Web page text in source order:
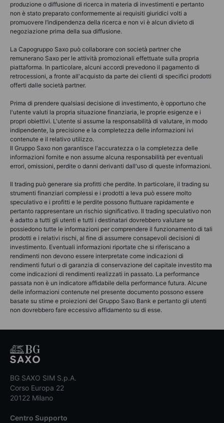
produzione o diffusione di ricerca in materia di investimenti e pertanto
non è stato preparato conformemente ai requisiti giuridici volti a
promuovere l’indipendenza della ricerca e non vi è alcun divieto di
negoziazione prima della sua diffusione.
La Capogruppo Saxo può collaborare con società partner che
remunerano Saxo per le attività promozionali effettuate sulla propria
piattaforma. In particolare, alcuni accordi prevedono il pagamento di
retrocessioni, a fronte all'acquisto da parte dei clienti di specifici prodotti
offerti dalle società partner.
Prima di prendere qualsiasi decisione di investimento, è opportuno che
l'utente valuti la propria situazione finanziaria, le proprie esigenze e i
propri obiettivi. L'utente si assume la responsabilità di valutare, in modo
indipendente, la precisione e la completezza delle informazioni ivi
contenute e il relativo utilizzo.
Il Gruppo Saxo non garantisce l'accuratezza o la completezza delle
informazioni fornite e non assume alcuna responsabilità per eventuali
errori, omissioni, perdite o danni derivanti dall'uso di queste informazioni.
Il trading può generare sia profitti che perdite. In particolare, il trading su
strumenti finanziari complessi e i prodotti a leva può essere molto
speculativo e i profitti e le perdite possono fluttuare rapidamente e
pertanto rappresentare un rischio significativo. Il trading speculativo non
è adatto a tutti gli utenti e tutti i destinatari dovrebbero valutare se
possiedono tutte le informazioni per comprendere il funzionamento di tali
prodotti e i relativi rischi, al fine di assumere consapevoli decisioni di
investimento. Eventuali informazioni riportate che si riferiscano a
rendimenti non devono essere interpretate come indicazioni di
rendimenti futuri o di garanzia di conservazione del capitale investito ma
come indicazioni di rendimenti realizzati in passato. La performance
passata non è un indicatore affidabile della performance futura. Alcune
delle informazioni contenute nel presente documento possono essere
basate su stime e proiezioni del Gruppo Saxo Bank e pertanto gli utenti
non dovrebbero fare eccessivo affidamento su di esse.
BG SAXO SIM S.p.A.
Corso Europa 22
20122 Milano
Centro Supporto